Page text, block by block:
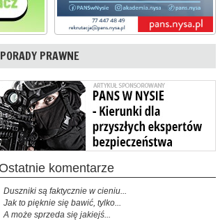
PORADY PRAWNE
ostatnie komentarze
Duszniki są faktycznie w cieniu...
Jak to pięknie się bawić, tylko...
A może sprzeda się jakiejś...